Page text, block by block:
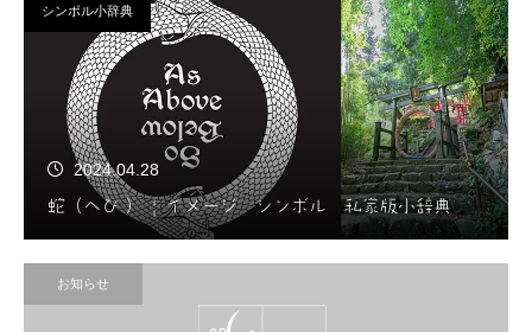
シンボル小辞典
2024.04.28
蛇（へび ） | イメージ シンボル 私家版小辞典
お知らせ